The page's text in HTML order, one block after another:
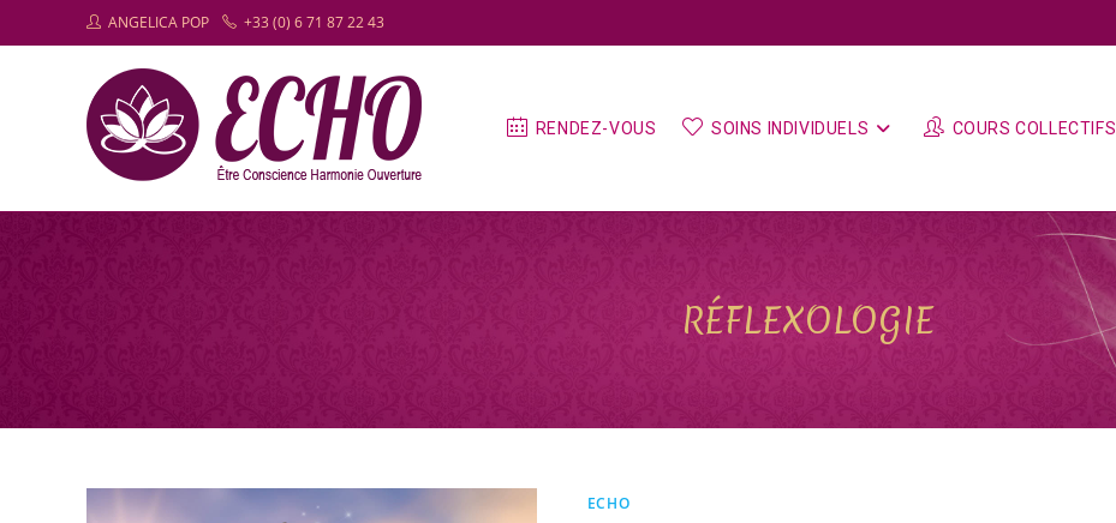
to
ANGELICA POP +33 (0) 6 71 87 22 43
RENDEZ-VOUS SOINS INDIVIDUELS COURS COLLECTIFS
RÉFLEXOLOGIE
ECHO